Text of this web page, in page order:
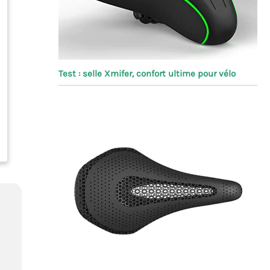
Test : selle Xmifer, confort ultime pour vélo